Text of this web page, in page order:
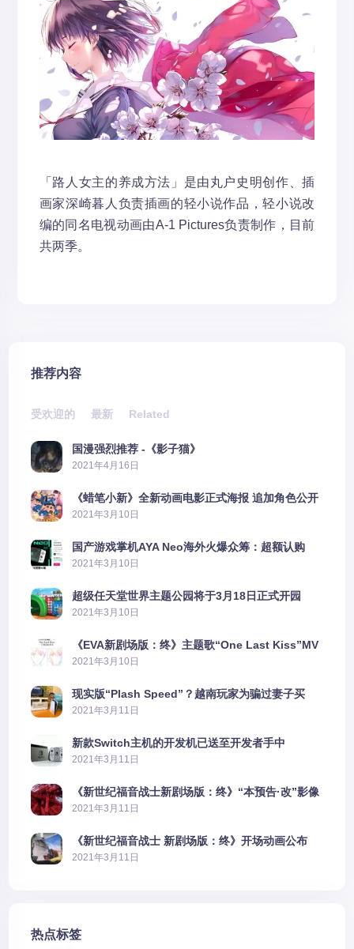
「路人女主的养成方法」是由丸户史明创作、插
画家深崎暮人负责插画的轻小说作品，轻小说改
编的同名电视动画由A-1 Pictures负责制作，目前
共两季。
推荐内容
受欢迎的 最新 Related
国漫强烈推荐 -《影子猫》
2021年4月16日
《蜡笔小新》全新动画电影正式海报 追加角色公开
2021年3月10日
国产游戏掌机AYA Neo海外火爆众筹：超额认购
2606%
2021年3月10日
超级任天堂世界主题公园将于3月18日正式开园
2021年3月10日
《EVA新剧场版：终》主题歌“One Last Kiss”MV
公布
2021年3月10日
现实版“Plash Speed”？越南玩家为骗过妻子买
PS5上演好戏
2021年3月11日
新款Switch主机的开发机已送至开发者手中
2021年3月11日
《新世纪福音战士新剧场版：终》“本预告·改”影像
公开
2021年3月11日
《新世纪福音战士 新剧场版：终》开场动画公布
2021年3月11日
热点标签